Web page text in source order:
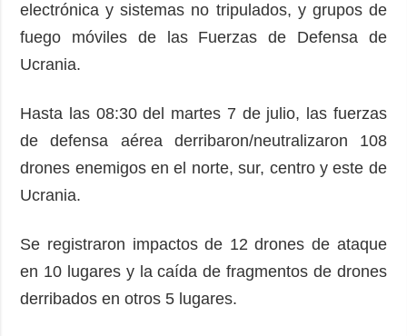
electrónica y sistemas no tripulados, y grupos de
fuego móviles de las Fuerzas de Defensa de
Ucrania.
Hasta las 08:30 del martes 7 de julio, las fuerzas
de defensa aérea derribaron/neutralizaron 108
drones enemigos en el norte, sur, centro y este de
Ucrania.
Se registraron impactos de 12 drones de ataque
en 10 lugares y la caída de fragmentos de drones
derribados en otros 5 lugares.